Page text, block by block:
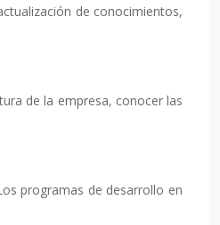
de conocimientos,
de la empresa, conocer las
programas de desarrollo en